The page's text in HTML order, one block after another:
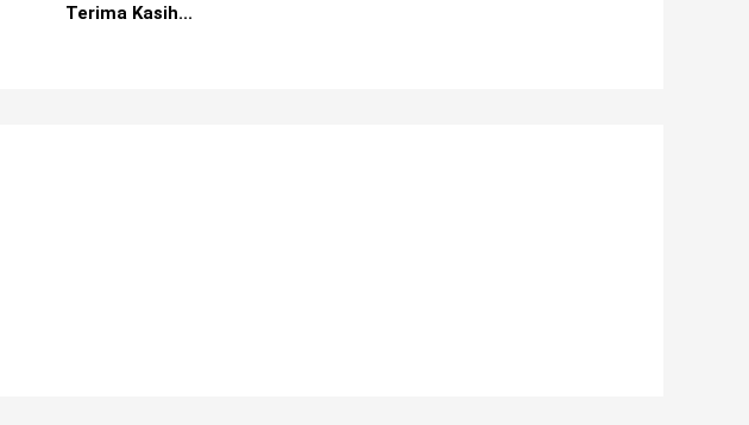
Terima Kasih...